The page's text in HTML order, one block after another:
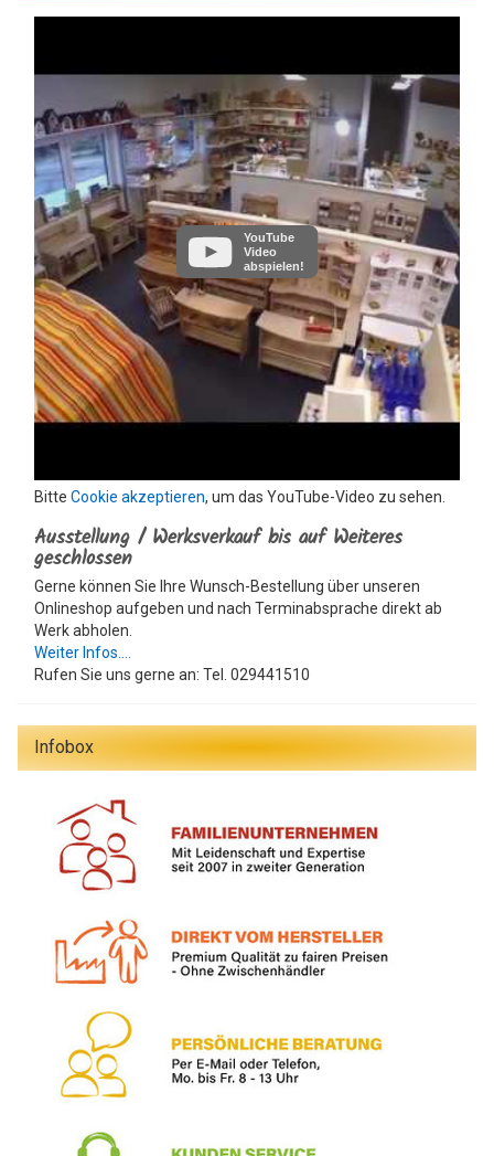
YouTube
Video
abspielen!
Bitte Cookie akzeptieren, um das YouTube-Video zu sehen.
Ausstellung / Werksverkauf bis auf Weiteres
geschlossen
Gerne können Sie Ihre Wunsch-Bestellung über unseren
Onlineshop aufgeben und nach Terminabsprache direkt ab
Werk abholen.
Weiter Infos....
Rufen Sie uns gerne an: Tel. 029441510
Infobox